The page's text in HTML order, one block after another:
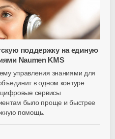
поддержку на единую
Naumen KMS
управления знаниями для
в одном контуре
, цифровые сервисы
было проще и быстрее
помощь.